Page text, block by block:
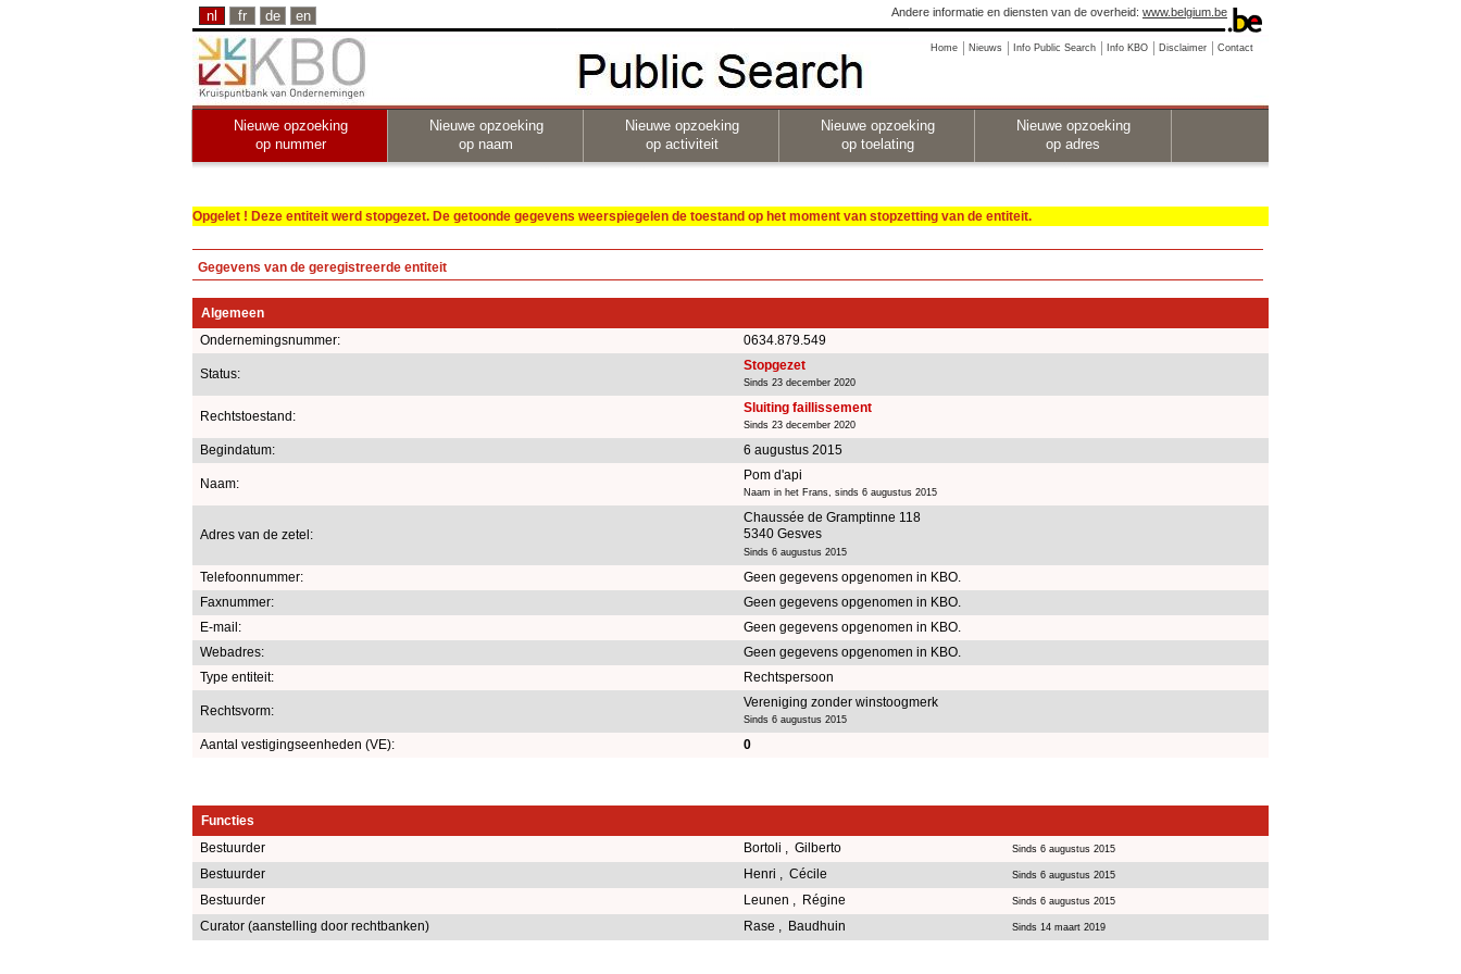
nl fr de en Andere informatie en diensten van de overheid: www.belgium.be
Home Nieuws Info Public Search Info KBO Disclaimer Contact
Nieuwe opzoeking
op nummer
Nieuwe opzoeking
op naam
Nieuwe opzoeking
op activiteit
Nieuwe opzoeking
op toelating
Nieuwe opzoeking
op adres
Opgelet ! Deze entiteit werd stopgezet. De getoonde gegevens weerspiegelen de toestand op het moment van stopzetting van de entiteit.
Gegevens van de geregistreerde entiteit
Algemeen
Ondernemingsnummer:
0634.879.549
Status:
Stopgezet
Sinds 23 december 2020
Rechtstoestand:
Sluiting faillissement
Sinds 23 december 2020
Begindatum: 6 augustus 2015
Naam:
Pom d'api
Naam in het Frans, sinds 6 augustus 2015
Adres van de zetel:
Chaussée de Gramptinne 118
5340 Gesves
Sinds 6 augustus 2015
Telefoonnummer:
Geen gegevens opgenomen in KBO.
Faxnummer:
Geen gegevens opgenomen in KBO.
E-mail:
Geen gegevens opgenomen in KBO.
Webadres:
Geen gegevens opgenomen in KBO.
Type entiteit:
Rechtspersoon
Rechtsvorm:
Vereniging zonder winstoogmerk
Sinds 6 augustus 2015
Aantal vestigingseenheden (VE): 0
Functies
Bestuurder
Bortoli , Gilberto Sinds 6 augustus 2015
Bestuurder Henri , Cécile Sinds 6 augustus 2015
Bestuurder Leunen , Régine Sinds 6 augustus 2015
Curator (aanstelling door rechtbanken) Rase , Baudhuin Sinds 14 maart 2019